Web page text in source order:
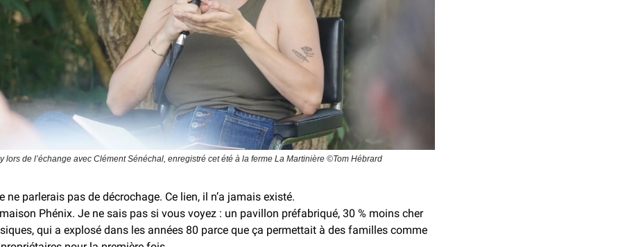
lors de l’échange avec Clément Sénéchal, enregistré cet été à la ferme La Martinière ©Tom Hébrard
ne parlerais pas de décrochage. Ce lien, il n’a jamais existé.
Phénix. Je ne sais pas si vous voyez : un pavillon préfabriqué, 30 % moins cher
qui a explosé dans les années 80 parce que ça permettait à des familles comme